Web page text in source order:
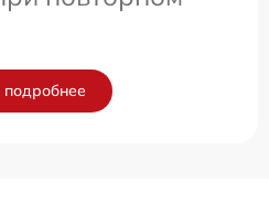
подробнее